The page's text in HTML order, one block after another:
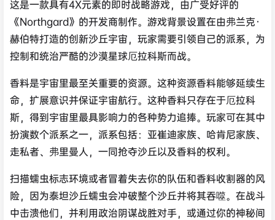
这是一款具有4X元素的即时战略游戏，由广受好评的
《Northgard》的开发商制作。游戏背景设置在由弗兰克·
赫伯特打造的创新沙丘宇宙，玩家需要引领自己的派系，为
控制和统治严酷的沙漠星球厄拉科斯而战。
香料是宇宙里最至关重要的资源。这种资源香料能够延续生
命，扩展意识并保证宇宙航行。这种香料只存在于厄拉科
斯，得到宇宙里最具影响力的各种势力追捧。玩家可在其中
扮演数个派系之一，派系包括：亚崔迪家族、哈肯尼家族、
走私者、弗里曼人，一同抢夺沙丘以及香料的权利。
扫描蠕虫标志环境或者冒着失去你的队伍和香料收割器的风
险，因为泰坦沙丘蠕虫会冲破整个沙丘并将其吞噬。在战斗
中击溃他们，并利用政治阴谋战胜对手，或通过你的神秘间